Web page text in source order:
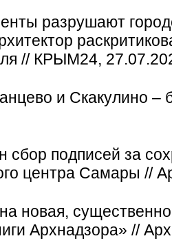
разрушают
// КРЫМ24,
и Скакулино –
сбор подписей за
центра Самары //
новая,
Архнадзора» //